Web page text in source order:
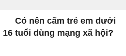
Có nên cấm trẻ em dưới
16 tuổi dùng mạng xã hội?